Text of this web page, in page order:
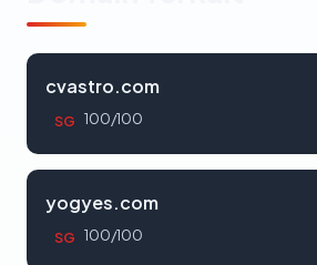
cvastro.com
SG 100/100
yogyes.com
SG 100/100